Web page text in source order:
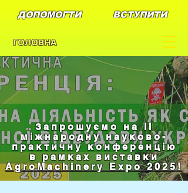
ГОЛОВНА
ДОПОМОГТИ ВСТУПИТИ
Запрошуємо на II
міжнародну науково-
практичну конференцію
в рамках виставки
AgroMachinery Expo 2025!